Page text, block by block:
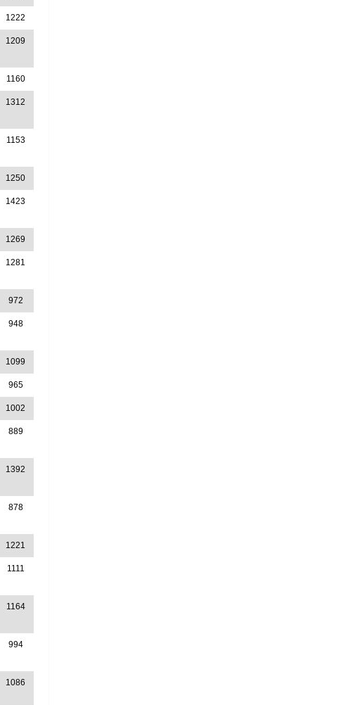
1222
1209
1160
1312
1153
1250
1423
1269
1281
972
948
1099
965
1002
889
1392
878
1221
1111
1164
994
1086